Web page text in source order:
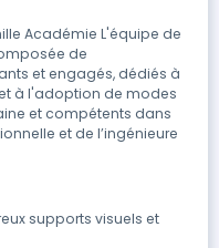
Académie L'équipe de
de
et engagés, dédiés à
à l'adoption de modes
et compétents dans
et de l’ingénieure
supports visuels et